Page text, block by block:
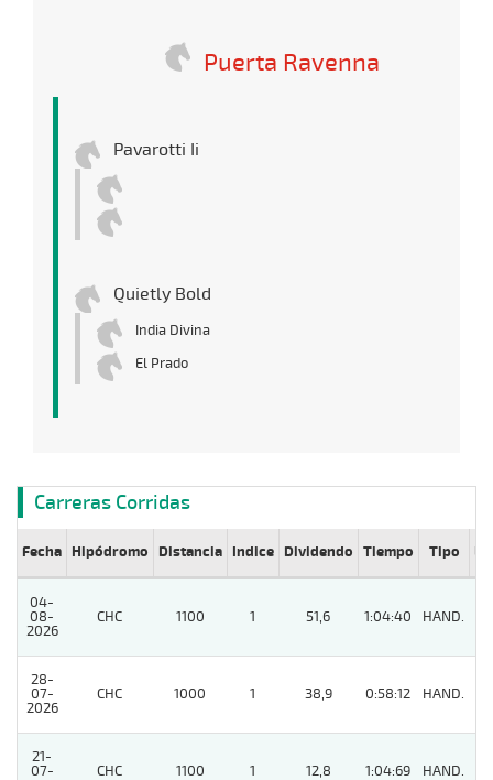
Puerta Ravenna
Pavarotti Ii
Quietly Bold
India Divina
El Prado
Carreras Corridas
Fecha Hipódromo Distancia Indice Dividendo Tiempo Tipo Lº
04-
08-
2026
CHC 1100 1 51,6 1:04:40 HAND.
28-
07-
2026
CHC 1000 1 38,9 0:58:12 HAND.
21-
07-
CHC 1100 1 12,8 1:04:69 HAND.